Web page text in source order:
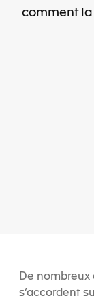
comment
De
s’accordent